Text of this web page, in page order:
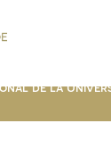
de la